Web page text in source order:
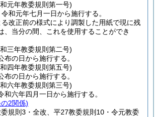
元年教委規則第一号)
和元年七月一日から施行する。
る改正前の様式により調製した用紙で現に残
、当分の間、これを使用することができ
三年教委規則第二号)
布の日から施行する。
四年教委規則第五号)
布の日から施行する。
六年教委規則第三号)
和六年四月一日から施行する。
2関係)
規則3・全改、平27教委規則10・令元教委